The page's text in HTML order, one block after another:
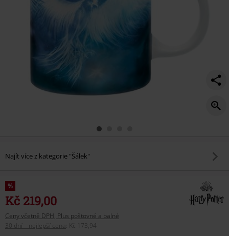
Najít více z kategorie "Šálek"
%
Kč 219,00
Ceny včetně DPH, Plus poštovné a balné
30 dní – nejlepší cena
Kč 173,94